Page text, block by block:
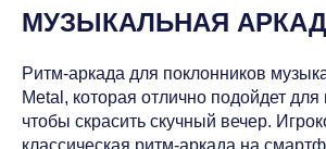
МУЗЫКАЛЬНАЯ
Ритм-аркада для поклонников
Metal, которая отлично подойдет
чтобы скрасить скучный вечер.
классическая ритм-аркада на